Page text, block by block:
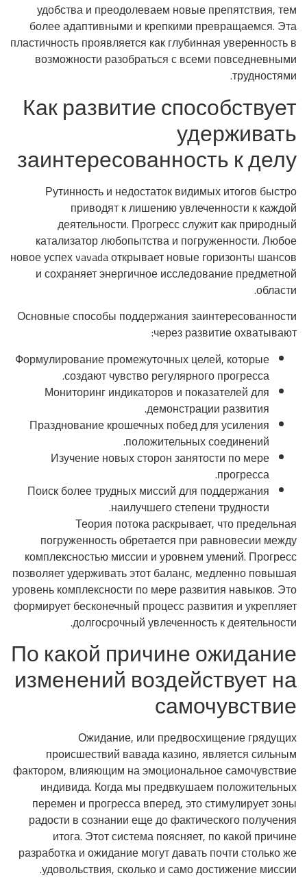
удобства и преодолеваем новые препятствия, тем
более адаптивными и крепкими превращаемся. Эта
пластичность проявляется как глубинная уверенность в
возможности разобраться с всеми повседневными
трудностями.
Как развитие способствует
удерживать
заинтересованность к делу
Рутинность и недостаток видимых итогов быстро
приводят к лишению увлеченности к каждой
деятельности. Прогресс служит как природный
катализатор любопытства и погруженности. Любое
новое успех vavada открывает новые горизонты шансов
и сохраняет энергичное исследование предметной
области.
Основные способы поддержания заинтересованности
через развитие охватывают:
Формулирование промежуточных целей, которые
создают чувство регулярного прогресса.
Мониторинг индикаторов и показателей для
демонстрации развития.
Празднование крошечных побед для усиления
положительных соединений.
Изучение новых сторон занятости по мере
прогресса.
Поиск более трудных миссий для поддержания
наилучшего степени трудности.
Теория потока раскрывает, что предельная
погруженность обретается при равновесии между
комплексностью миссии и уровнем умений. Прогресс
позволяет удерживать этот баланс, медленно повышая
уровень комплексности по мере развития навыков. Это
формирует бесконечный процесс развития и укрепляет
долгосрочный увлеченность к деятельности.
По какой причине ожидание
изменений воздействует на
самочувствие
Ожидание, или предвосхищение грядущих
происшествий вавада казино, является сильным
фактором, влияющим на эмоциональное самочувствие
индивида. Когда мы предвкушаем положительных
перемен и прогресса вперед, это стимулирует зоны
радости в сознании еще до фактического получения
итога. Этот система поясняет, по какой причине
разработка и ожидание могут давать почти столько же
удовольствия, сколько и само достижение миссии.